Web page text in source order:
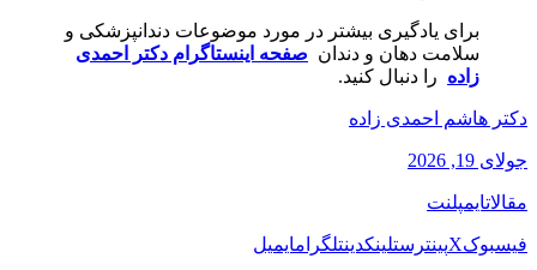
برای یادگیری بیشتر در مورد موضوعات دندانپزشکی و
سلامت دهان و دندان صفحه اینستاگرام دکتر احمدی
زاده را دنبال کنید.
دکتر هاشم احمدی زاده
جولای 19, 2026
مقالاتایمپلنت
فیسبوکXپینترستلینکدینتلگرامایمیل